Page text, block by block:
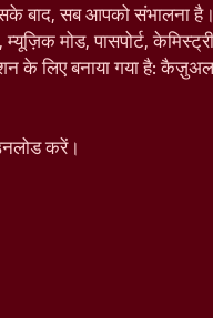
बाद, सब आपको संभालना
मोड, पासपोर्ट,
के लिए बनाया गया है:
करें।